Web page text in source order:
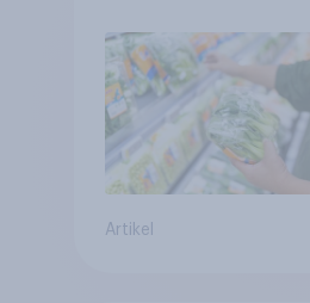
Artikel